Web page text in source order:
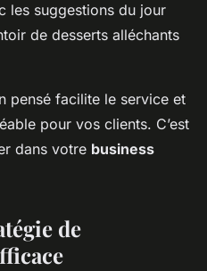
les suggestions du jour
de desserts alléchants
pensé facilite le service et
pour vos clients. C’est
dans votre business
de